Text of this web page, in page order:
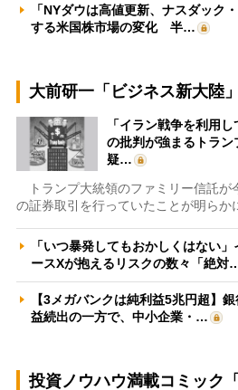
「NYダウは高値更新、ナスダック
する米国株市場の変化 半…
大前研一「ビジネス新大陸
「イラン戦争を利用
の批判が強まるトラ
疑…
トランプ大統領のファミリー信託が
の証券取引を行っていたことが明らか
「いつ暴発してもおかしくはない
ースXが抱えるリスクの数々「絶対
【3メガバンクは純利益5兆円超】
益続出の一方で、中小企業・…
投資ノウハウ満載コミック